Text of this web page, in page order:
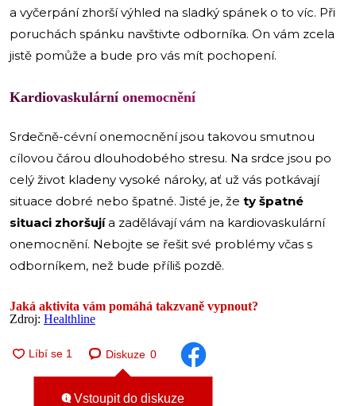
a vyčerpání zhorší výhled na sladký spánek o to víc. Při
poruchách spánku navštivte odborníka. On vám zcela
jistě pomůže a bude pro vás mít pochopení.
Kardiovaskulární onemocnění
Srdečně-cévní onemocnění jsou takovou smutnou
cílovou čárou dlouhodobého stresu. Na srdce jsou po
celý život kladeny vysoké nároky, ať už vás potkávají
situace dobré nebo špatné. Jisté je, že ty špatné
situaci zhoršujía zadělávají vám na kardiovaskulární
onemocnění. Nebojte se řešit své problémy včas s
odborníkem, než bude příliš pozdě.
Jaká aktivita vám pomáhá takzvaně vypnout?
Zdroj: Healthline
Diskuze 0
Vstoupit do diskuze